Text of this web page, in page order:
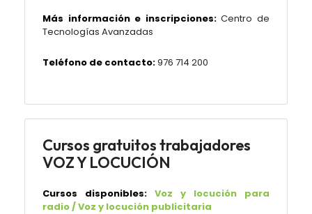
Más información e inscripciones: Centro de
Tecnologías Avanzadas
Teléfono de contacto:976 714 200
Cursos gratuitos trabajadores
VOZ Y LOCUCIÓN
Cursos disponibles: Voz y locución para
radio / Voz y locución publicitaria